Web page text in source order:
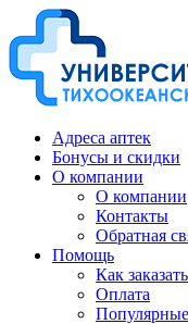
Адреса аптек
Бонусы и скидки
О компании
О компании
Контакты
Обратная
Помощь
Как заказать
Оплата